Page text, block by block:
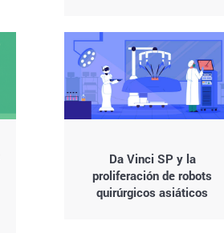
Da Vinci SP y la
proliferación de robots
quirúrgicos asiáticos